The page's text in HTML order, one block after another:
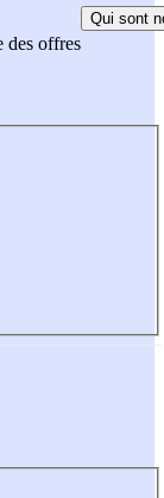
des offres
Qui sont